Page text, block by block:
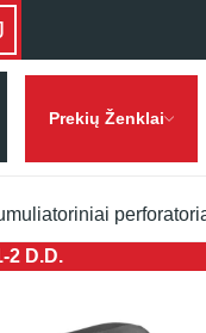
Prekių Ženklai
2 D.D.